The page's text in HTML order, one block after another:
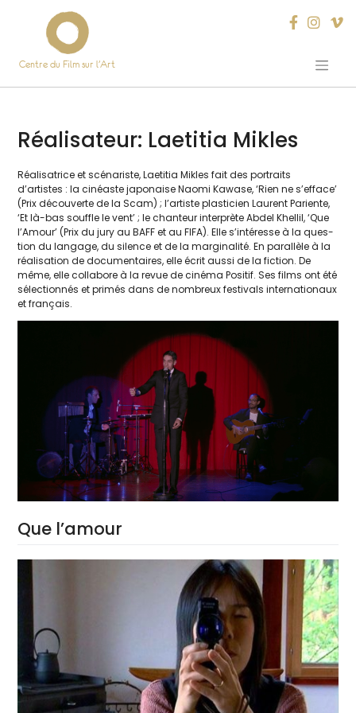
Centre du Film sur l’Art
Réalisateur: Laetitia Mikles
Réalisatrice et scé­na­riste, Laetitia Mikles fait des por­traits
d’artistes : la cinéaste japo­naise Naomi Kawase, ‘Rien ne s’efface’
(Prix décou­verte de la Scam) ; l’artiste plas­ti­cien Laurent Pariente,
‘Et là-bas souffle le vent’ ; le chan­teur inter­prète Abdel Khellil, ‘Que
l’Amour’ (Prix du jury au BAFF et au FIFA). Elle s’in­té­resse à la ques­
tion du lan­gage, du silence et de la mar­gi­na­li­té. En paral­lèle à la
réa­li­sa­tion de docu­men­taires, elle écrit aus­si de la fic­tion. De
même, elle col­la­bore à la revue de ciné­ma Positif. Ses films ont été
sélec­tion­nés et pri­més dans de nom­breux fes­ti­vals inter­na­tio­naux
et français.
Que l’amour